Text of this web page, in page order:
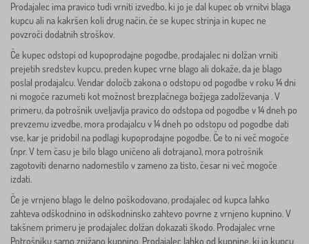
Prodajalec ima pravico tudi vrniti izvedbo, ki jo je dal kupec ob vrnitvi blaga
kupcu ali na kakršen koli drug način, če se kupec strinja in kupec ne
povzroči dodatnih stroškov.
Če kupec odstopi od kupoprodajne pogodbe, prodajalec ni dolžan vrniti
prejetih sredstev kupcu, preden kupec vrne blago ali dokaže, da je blago
poslal prodajalcu. Vendar določb zakona o odstopu od pogodbe v roku 14 dni
ni mogoče razumeti kot možnost brezplačnega božjega zadolževanja . V
primeru, da potrošnik uveljavlja pravico do odstopa od pogodbe v 14 dneh po
prevzemu izvedbe, mora prodajalcu v 14 dneh po odstopu od pogodbe dati
vse, kar je pridobil na podlagi kupoprodajne pogodbe. Če to ni več mogoče
(npr. V tem času je bilo blago uničeno ali dotrajano), mora potrošnik
zagotoviti denarno nadomestilo v zameno za tisto, česar ni več mogoče
izdati.
Če je vrnjeno blago le delno poškodovano, prodajalec od kupca lahko
zahteva odškodnino in odškodninsko zahtevo povrne z vrnjeno kupnino. V
takšnem primeru je prodajalec dolžan dokazati škodo. Prodajalec vrne
Potrošniku samo znižano kupnino. Prodajalec lahko od kupnine, ki jo kupcu